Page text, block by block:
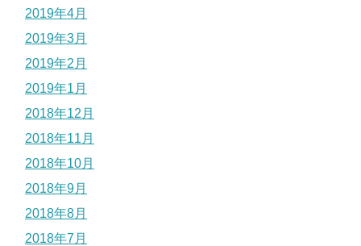
2019年4月
2019年3月
2019年2月
2019年1月
2018年12月
2018年11月
2018年10月
2018年9月
2018年8月
2018年7月